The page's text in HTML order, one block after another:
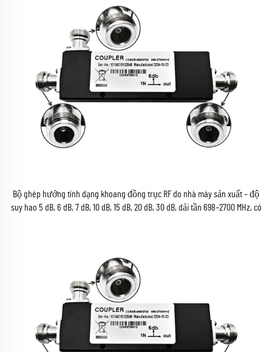
Bộ ghép hướng tính dạng khoang đồng trục RF do nhà máy sản xuất – độ
suy hao 5 dB, 6 dB, 7 dB, 10 dB, 15 dB, 20 dB, 30 dB, dải tần 698–2700 MHz, có